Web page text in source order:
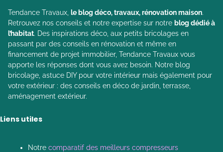
Tendance Travaux, le blog déco, travaux, rénovation maison.
Retrouvez nos conseils et notre expertise sur notre blog dédié à
l’habitat. Des inspirations déco, aux petits bricolages en
passant par des conseils en rénovation et même en
financement de projet immobilier, Tendance Travaux vous
apporte les réponses dont vous avez besoin. Notre blog
bricolage, astuce DIY pour votre intérieur mais également pour
votre extérieur : des conseils en déco de jardin, terrasse,
aménagement extérieur.
Liens utiles
Notre comparatif des meilleurs compresseurs